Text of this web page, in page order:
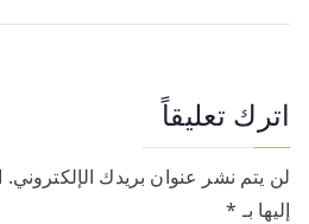
اترك تعليقاً
لن يتم نشر عنوان بريدك الإلكتروني.
إليها بـ *